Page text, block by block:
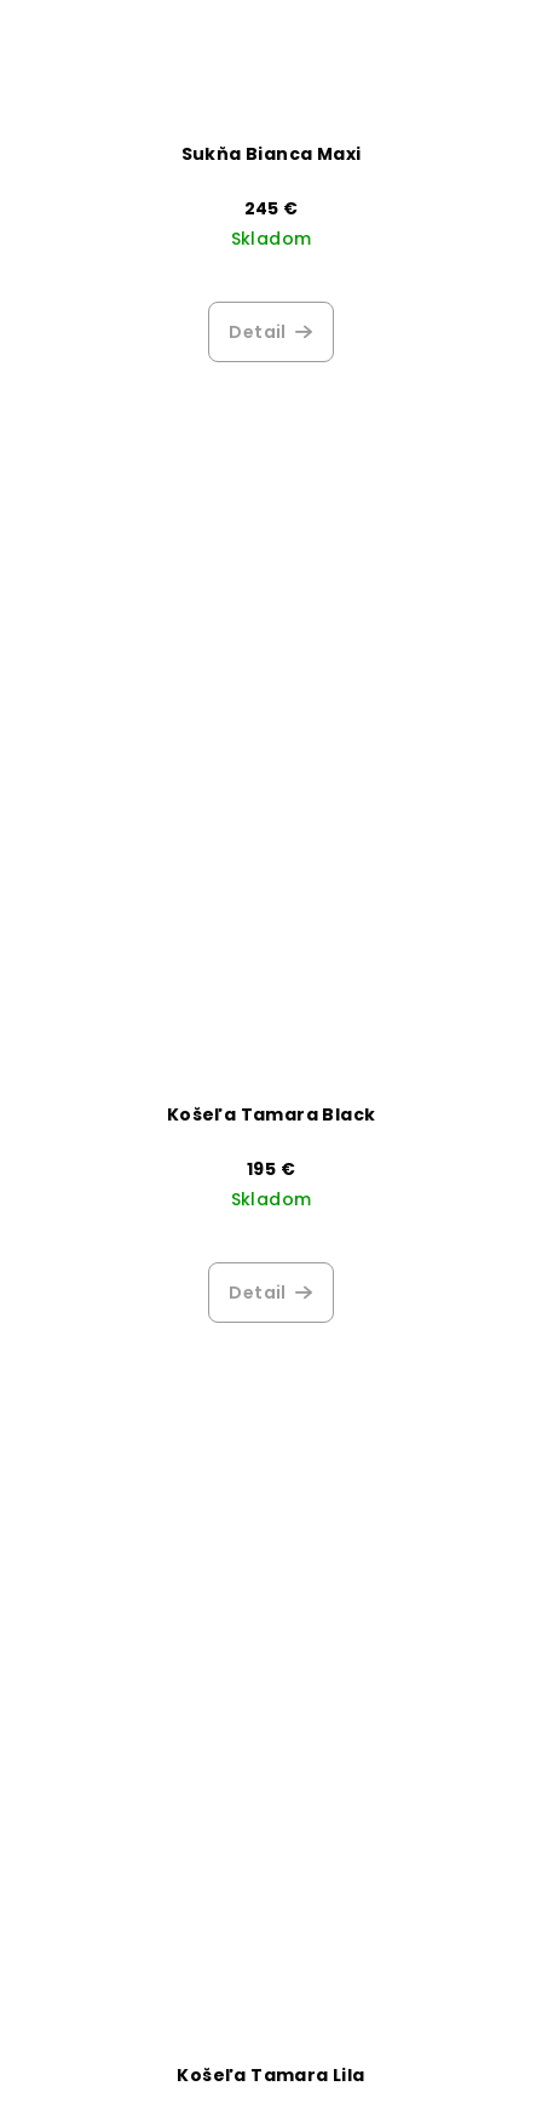
Sukňa Bianca Maxi
245 €
Skladom
Detail
Košeľa Tamara Black
195 €
Skladom
Detail
Košeľa Tamara Lila